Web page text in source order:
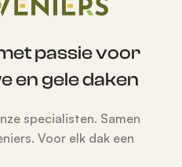
passie voor
en gele daken
specialisten. Samen
Voor elk dak een